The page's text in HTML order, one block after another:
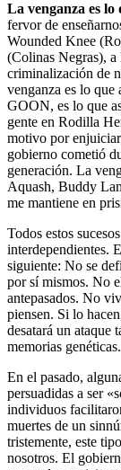
La venganza es lo
fervor de
Wounded Knee
(Colinas Negras),
criminalización de
venganza es lo que
GOON, es lo que
gente en Rodilla
motivo por
gobierno cometió
generación. La
Aquash, Buddy
me mantiene en
Todos estos
interdependientes.
siguiente: No se
por sí mismos. No
antepasados. No
piensen. Si lo
desatará un ataque
memorias
En el pasado,
persuadidas a ser
individuos
muertes de un
tristemente, este
nosotros. El